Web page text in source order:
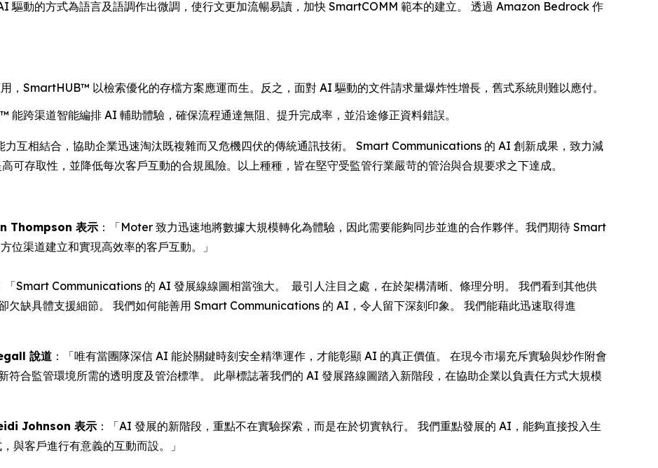
驅動的方式為語言及語調作出微調，使行文更加流暢易讀，加快 SmartCOMM 範本的建立。 透過 Amazon Bedrock 作
，SmartHUB™ 以檢索優化的存檔方案應運而生。反之，面對 AI 驅動的文件請求量爆炸性增長，舊式系統則難以應付。
跨渠道智能編排 AI 輔助體驗，確保流程通達無阻、提升完成率，並沿途修正資料錯誤。
互相結合，協助企業迅速淘汰既複雜而又危機四伏的傳統通訊技術。 Smart Communications 的 AI 創新成果，致力減
可存取性，並降低每次客戶互動的合規風險。以上種種，皆在堅守受監管行業嚴苛的管治與合規要求之下達成。
Thompson 表示 ：「Moter 致力迅速地將數據大規模轉化為體驗，因此需要能夠同步並進的合作夥伴。我們期待 Smart
渠道建立和實現高效率的客戶互動。」
「Smart Communications 的 AI 發展線線圖相當強大。 最引人注目之處，在於架構清晰、條理分明。 我們看到其他供
欠缺具體支援細節。 我們如何能善用 Smart Communications 的 AI，令人留下深刻印象。 我們能藉此迅速取得進
說道 ：「唯有當團隊深信 AI 能於關鍵時刻安全精準運作，才能彰顯 AI 的真正價值。 在現今市場充斥實驗與炒作附會
符合監管環境所需的透明度及管治標準。 此舉標誌著我們的 AI 發展路線圖踏入新階段，在協助企業以負責任方式大規模
Johnson 表示 ：「AI 發展的新階段，重點不在實驗探索，而是在於切實執行。 我們重點發展的 AI，能夠直接投入生
與客戶進行有意義的互動而設。」